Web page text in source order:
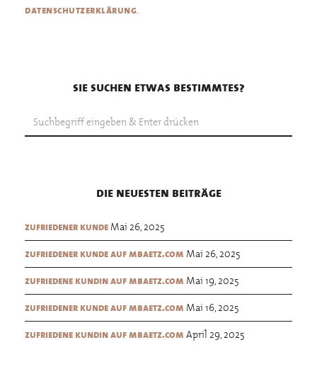
datenschutzerklärung.
sie suchen etwas bestimmtes?
die neuesten beiträge
zufriedener kunde Mai 26, 2025
zufriedener kunde auf mbaetz.com Mai 26, 2025
zufriedene kundin auf mbaetz.com Mai 19, 2025
zufriedener kunde auf mbaetz.com Mai 16, 2025
zufriedene kundin auf mbaetz.com April 29, 2025